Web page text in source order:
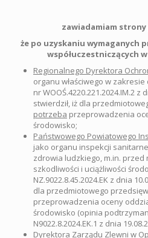
zawiadamiam
że po uzyskaniu wymaganych
współuczestniczących
Regionalnego Dyrektora
organu właściwego w
nr WOOŚ.4220.221.2024.IM.2 z
stwierdził, iż dla
potrzeba przeprowadzenia
środowisko;
Państwowego Powiatowego
jako organu inspekcji
zdrowia ludzkiego, m.in. przed
szkodliwości i uciążliwości
NZ.9022.8.45.2024.EK z dnia
dla przedmiotowego
przeprowadzenia oceny
środowisko (opinia
N9022.8.2024.EK.1 z dnia
Dyrektora Zarządu Zlewni w